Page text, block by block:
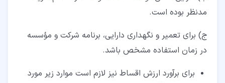
مدنظر بوده است.
ج) برای تعمیر و نگهداری دارایی، برنامه شرکت و مؤسسه
در زمان استفاده مشخص باشد.
برای برآورد ارزش اقساط نیز لازم است موارد زیر مورد